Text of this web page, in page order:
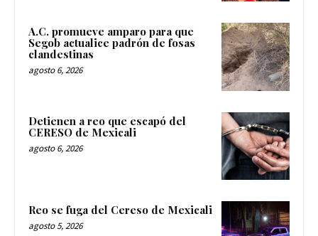
A.C. promueve amparo para que
Segob actualice padrón de fosas
clandestinas
agosto 6, 2026
Detienen a reo que escapó del
CERESO de Mexicali
agosto 6, 2026
Reo se fuga del Cereso de Mexicali
agosto 5, 2026